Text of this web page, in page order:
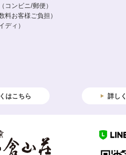
コンビニ/郵便）
料お客様ご負担）
ディ）
はこちら 詳し